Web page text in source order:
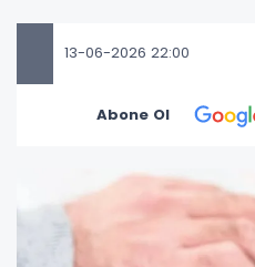
13-06-2026 22:00
Abone Ol